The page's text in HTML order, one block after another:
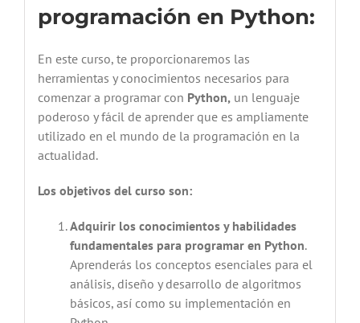
programación en Python:
En este curso, te proporcionaremos las
herramientas y conocimientos necesarios para
comenzar a programar con Python,un lenguaje
poderoso y fácil de aprender que es ampliamente
utilizado en el mundo de la programación en la
actualidad.
Los objetivos del curso son:
Adquirir los conocimientos y habilidades
fundamentales para programar en Python.
Aprenderás los conceptos esenciales para el
análisis, diseño y desarrollo de algoritmos
básicos, así como su implementación en